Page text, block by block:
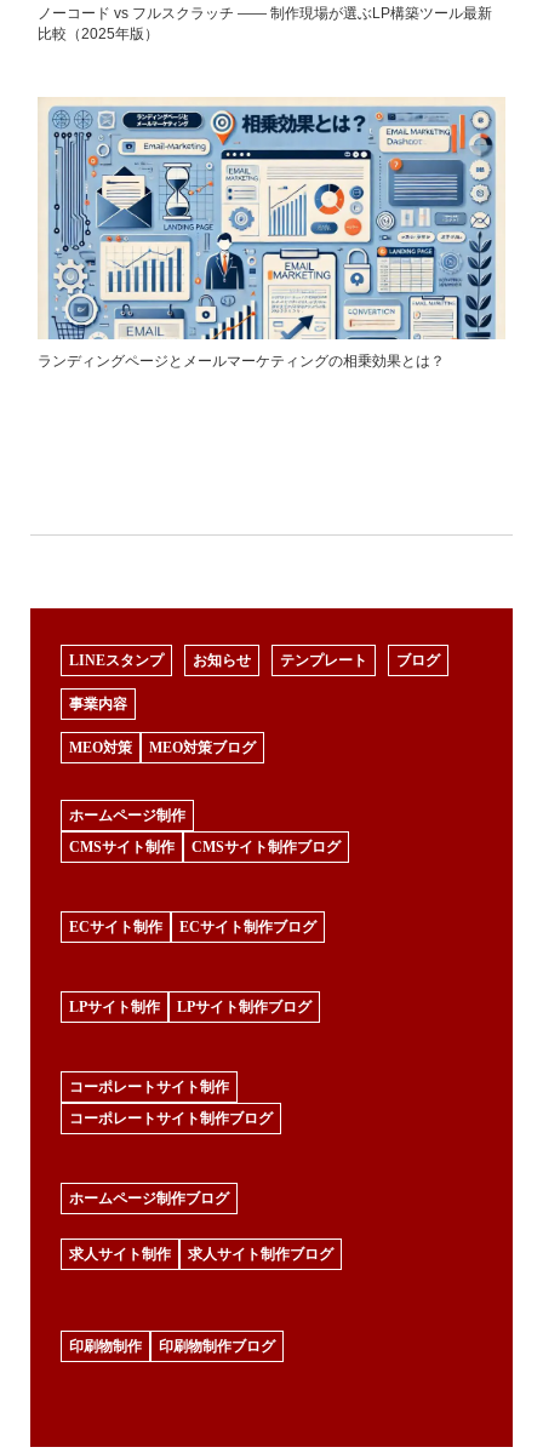
ノーコード vs フルスクラッチ ―― 制作現場が選ぶLP構築ツール最新
比較（2025年版）
ランディングページとメールマーケティングの相乗効果とは？
LINEスタンプ お知らせ テンプレート ブログ
事業内容
MEO対策 MEO対策ブログ
ホームページ制作
CMSサイト制作
CMSサイト制作ブログ
ECサイト制作 ECサイト制作ブログ
LPサイト制作 LPサイト制作ブログ
コーポレートサイト制作
コーポレートサイト制作ブログ
ホームページ制作ブログ
求人サイト制作 求人サイト制作ブログ
印刷物制作 印刷物制作ブログ